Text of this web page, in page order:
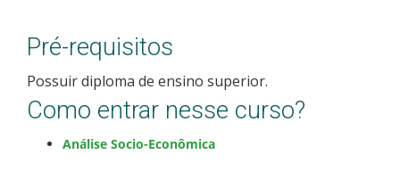
Processos Seletivos
Cotas
Pré-requisitos
Possuir diploma de ensino superior.
Como entrar nesse curso?
Análise Socio-Econômica